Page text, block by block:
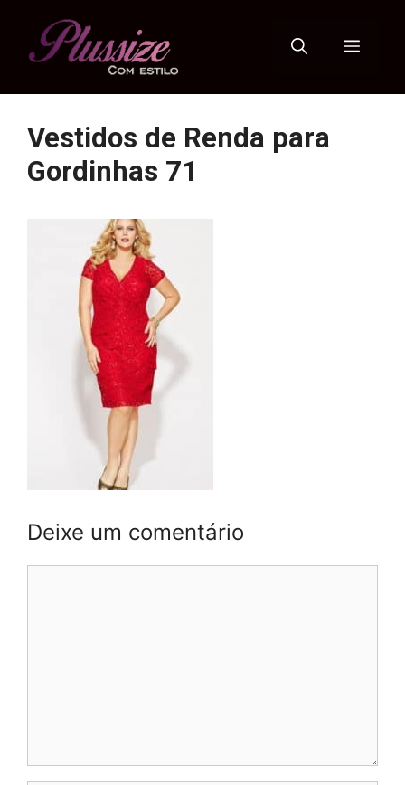
Menu
Vestidos de Renda para
Gordinhas 71
Deixe um comentário